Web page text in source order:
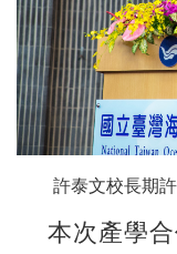
許泰文校長期
本次產學合